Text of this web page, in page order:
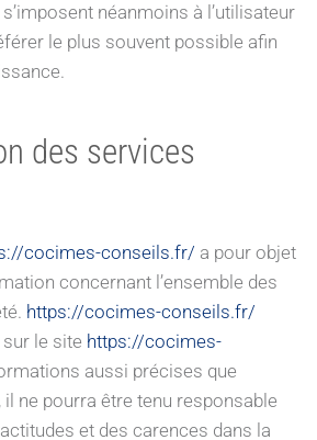
néanmoins à l’utilisateur
le plus souvent possible afin
des services
cocimes-conseils.fr/ a pour objet
concernant l’ensemble des
https://cocimes-conseils.fr/
le site https://cocimes-
aussi précises que
ne pourra être tenu responsable
et des carences dans la